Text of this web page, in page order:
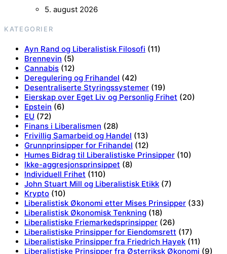
5. august 2026
KATEGORIER
Ayn Rand og Liberalistisk Filosofi (11)
Brennevin (5)
Cannabis (12)
Deregulering og Frihandel (42)
Desentraliserte Styringssystemer (19)
Eierskap over Eget Liv og Personlig Frihet (20)
Epstein (6)
EU (72)
Finans i Liberalismen (28)
Frivillig Samarbeid og Handel (13)
Grunnprinsipper for Frihandel (12)
Humes Bidrag til Liberalistiske Prinsipper (10)
Ikke-aggresjonsprinsippet (8)
Individuell Frihet (110)
John Stuart Mill og Liberalistisk Etikk (7)
Krypto (10)
Liberalistisk Økonomi etter Mises Prinsipper (33)
Liberalistisk Økonomisk Tenkning (18)
Liberalistiske Friemarkedsprinsipper (26)
Liberalistiske Prinsipper for Eiendomsrett (17)
Liberalistiske Prinsipper fra Friedrich Hayek (11)
Liberalistiske Prinsipper fra Østerriksk Økonomi (9)